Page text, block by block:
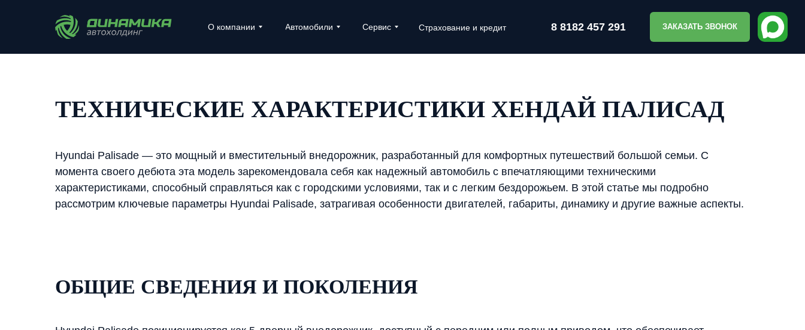
О компании Автомобили Сервис Страхование и кредит 8 8182 457 291 ЗАКАЗАТЬ ЗВОНОК
ТЕХНИЧЕСКИЕ ХАРАКТЕРИСТИКИ ХЕНДАЙ ПАЛИСАД
Hyundai Palisade — это мощный и вместительный внедорожник, разработанный для комфортных путешествий большой семьи. С
момента своего дебюта эта модель зарекомендовала себя как надежный автомобиль с впечатляющими техническими
характеристиками, способный справляться как с городскими условиями, так и с легким бездорожьем. В этой статье мы подробно
рассмотрим ключевые параметры Hyundai Palisade, затрагивая особенности двигателей, габариты, динамику и другие важные аспекты.
ОБЩИЕ СВЕДЕНИЯ И ПОКОЛЕНИЯ